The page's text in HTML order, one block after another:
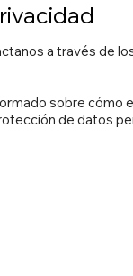
a través de
sobre cómo
de datos